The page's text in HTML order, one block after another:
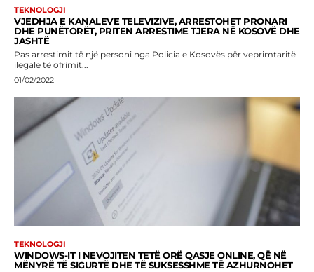
TEKNOLOGJI
VJEDHJA E KANALEVE TELEVIZIVE, ARRESTOHET PRONARI
DHE PUNËTORËT, PRITEN ARRESTIME TJERA NË KOSOVË DHE
JASHTË
Pas arrestimit të një personi nga Policia e Kosovës për veprimtaritë
ilegale të ofrimit...
01/02/2022
TEKNOLOGJI
WINDOWS-IT I NEVOJITEN TETË ORË QASJE ONLINE, QË NË
MËNYRË TË SIGURTË DHE TË SUKSESSHME TË AZHURNOHET